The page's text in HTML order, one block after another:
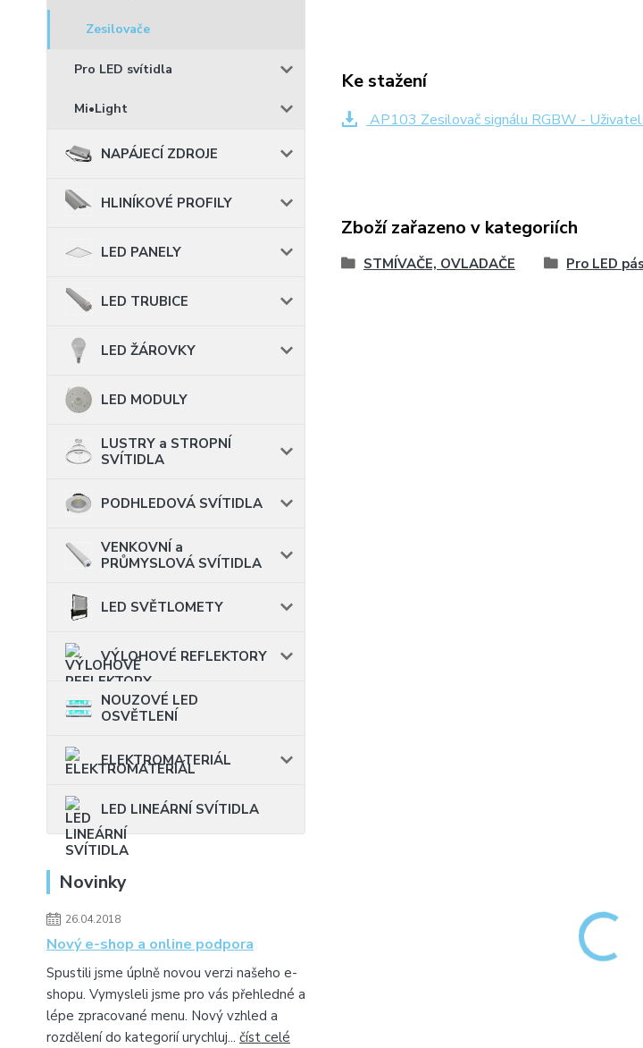
Zesilovače
Pro LED svítidla
Mi•Light
NAPÁJECÍ ZDROJE
HLINÍKOVÉ PROFILY
LED PANELY
LED TRUBICE
LED ŽÁROVKY
LED MODULY
LUSTRY a STROPNÍ
SVÍTIDLA
PODHLEDOVÁ SVÍTIDLA
VENKOVNÍ a
PRŮMYSLOVÁ SVÍTIDLA
LED SVĚTLOMETY
VÝLOHOVÉ REFLEKTORY
NOUZOVÉ LED
OSVĚTLENÍ
ELEKTROMATERIÁL
LED LINEÁRNÍ SVÍTIDLA
Novinky
26.04.2018
Nový e-shop a online podpora
Spustili jsme úplně novou verzi našeho e-
shopu. Vymysleli jsme pro vás přehledné a
lépe zpracované menu. Nový vzhled a
rozdělení do kategorií urychluj... číst celé
Ke stažení
AP103 Zesilovač signálu RGBW -
Zboží zařazeno v kategoriích
STMÍVAČE, OVLADAČE Pro LED